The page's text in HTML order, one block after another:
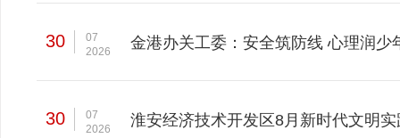
30
07
2026
金港办关工委：安全筑防线 心理润少
30
07
2026
淮安经济技术开发区8月新时代文明